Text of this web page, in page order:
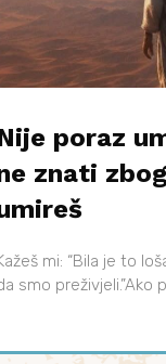
poraz
znati
mi: “Bila je to
smo preživjeli.”Ako